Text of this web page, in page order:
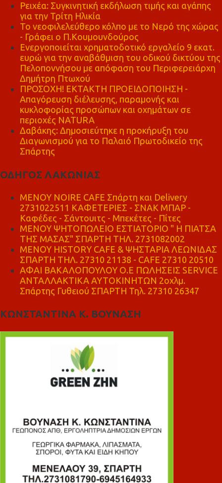
Ρειχέα: Συγκινητική εκδήλωση τιμής και αγάπης
για την Τρίτη Ηλικία
Το νεοφιλελεύθερο κόλπο με το Νερό της χώρας
- Γράφει ο Π.Κουμουνδούρος
Ενεργοποιείται χρηματοδοτικό εργαλείο 9 εκατ.
ευρώ για την αναβάθμιση του οδικού δικτύου της
Πελοποννήσου με απόφαση του Περιφερειάρχη
Δημήτρη Πτωχού
ΠΡΟΣΟΧΗ! ΕΚΤΑΚΤΗ ΠΡΟΕΙΔΟΠΟΙΗΣΗ -
Απαγόρευση διέλευσης, παραμονής και
κυκλοφορίας προσώπων και οχημάτων σε
περιοχές NATURA
Δαβάκης: Δημοσιεύτηκε η προκήρυξη του
Διαγωνισμού για το Παλαιό Πρωτοδικείο της
Σπάρτης
ΟΔΗΓΟΣ ΛΑΚΩΝΙΑΣ
MENOY NOIRE CAFE Σπάρτη και Delivery
2731022511 ΚΑΦΕΤΕΡΙΕΣ - ΣΝΑΚ ΜΠΑΡ -
Καφέδες - Σάντουιτς - Μπεκέτες - Πίτες
ΜΕΝΟΥ ΨΗΤΟΠΩΛΕΙΟ ΕΣΤΙΑΤΟΡΙΟ " Η ΠΙΑΤΣΑ
ΤΗΣ ΜΑΣΑΣ" ΣΠΑΡΤΗ ΤΗΛ. 2731082002
ΜΕΝΟΥ HISTORY CAFE & ΨΗΣΤΑΡΙΑ ΛΕΩΝΙΔΑΣ
ΣΠΑΡΤΗ ΤΗΛ. 27310 21138 - CAFE 27310 20510
ΑΦΑΙ ΒΑΚΑΛΟΠΟΥΛΟΥ Ο.Ε ΠΩΛΗΣΕΙΣ SERVICE
ΑΝΤΑΛΛΑΚΤΙΚΑ ΑΥΤΟΚΙΝΗΤΩΝ 2οχλμ.
Σπάρτης Γυθειού ΣΠΑΡΤΗ Τηλ. 27310 26347
ΚΩΝΣΤΑΝΤΙΝΑ Κ. ΒΟΥΝΑΣΗ